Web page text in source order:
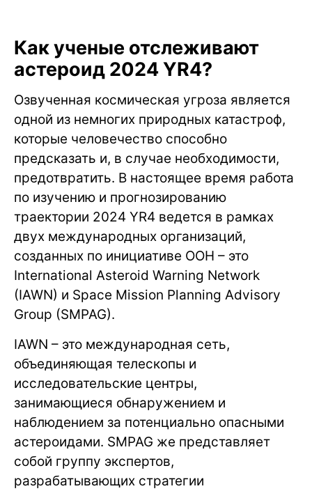
Как ученые отслеживают
астероид 2024 YR4?
Озвученная космическая угроза является
одной из немногих природных катастроф,
которые человечество способно
предсказать и, в случае необходимости,
предотвратить. В настоящее время работа
по изучению и прогнозированию
траектории 2024 YR4 ведется в рамках
двух международных организаций,
созданных по инициативе ООН – это
International Asteroid Warning Network
(IAWN) и Space Mission Planning Advisory
Group (SMPAG).
IAWN – это международная сеть,
объединяющая телескопы и
исследовательские центры,
занимающиеся обнаружением и
наблюдением за потенциально опасными
астероидами. SMPAG же представляет
собой группу экспертов,
разрабатывающих стратегии